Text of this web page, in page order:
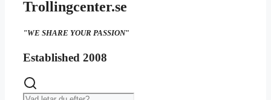
Trollingcenter.se
"WE SHARE YOUR PASSION"
Established 2008
Sök